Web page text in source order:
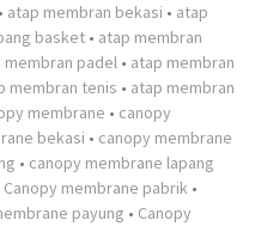
• atap membran bekasi • atap
basket • atap membran
membran padel • atap membran
membran tenis • atap membran
membrane • canopy
bekasi • canopy membrane
• canopy membrane lapang
Canopy membrane pabrik •
payung • Canopy